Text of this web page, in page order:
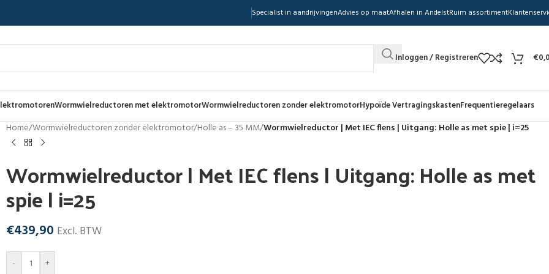
Specialist in aandrijvingenAdvies op maatAfhalen in AndelstRuim assortiment
Inloggen / Registreren €
Wormwielreductoren met elektromotorWormwielreductoren zonder elektromotorHypoïde VertragingskastenFrequentieregelaars
Home/Wormwielreductoren zonder elektromotor/Holle as – 35 MM/Wormwielreductor | Met IEC flens | Uitgang: Holle as met spie | i=25
Wormwielreductor | Met IEC flens | Uitgang: Holle as met
spie | i=25
€439,90 Excl. BTW
- +